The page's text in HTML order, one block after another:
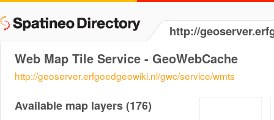
http://
Web Map Tile Service - GeoWebCache
http://geoserver.erfgoedgeowiki.nl/gwc/service/wmts
Available map layers (176)